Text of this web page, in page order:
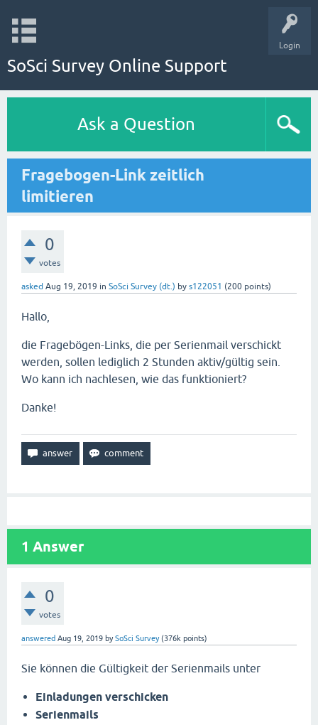
Login
SoSci Survey Online Support
Ask a Question
Fragebogen-Link zeitlich
limitieren
0
votes
asked Aug 19, 2019 in SoSci Survey (dt.) by s122051 (200 points)
Hallo,
die Fragebögen-Links, die per Serienmail verschickt
werden, sollen lediglich 2 Stunden aktiv/gültig sein.
Wo kann ich nachlesen, wie das funktioniert?
Danke!
1 Answer
0
votes
answered Aug 19, 2019 bySoSci Survey (376k points)
Sie können die Gültigkeit der Serienmails unter
Einladungen verschicken
Serienmails